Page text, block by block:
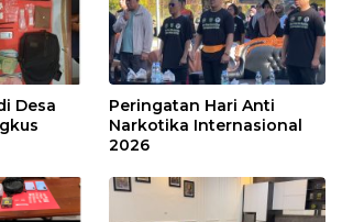
Desa
Peringatan Hari Anti
Narkotika Internasional
2026